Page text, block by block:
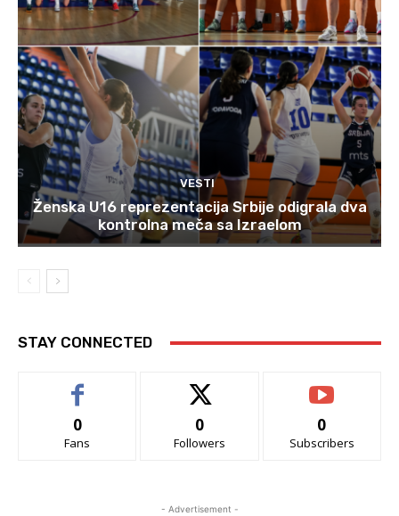
VESTI
Ženska U16 reprezentacija Srbije odigrala dva
kontrolna meča sa Izraelom
STAY CONNECTED
0
Fans
0
Followers
0
Subscribers
- Advertisement -